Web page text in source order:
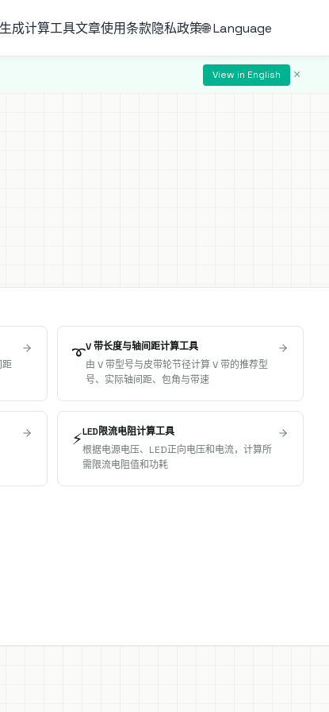
成计算工具文章使用条款隐私政策🌐 Language
View in English ×
距
➰V 带长度与轴间距计算工具
由 V 带型号与皮带轮节径计算 V 带的推荐型
号、实际轴间距、包角与带速
⚡LED限流电阻计算工具
根据电源电压、LED正向电压和电流，计算所
需限流电阻值和功耗